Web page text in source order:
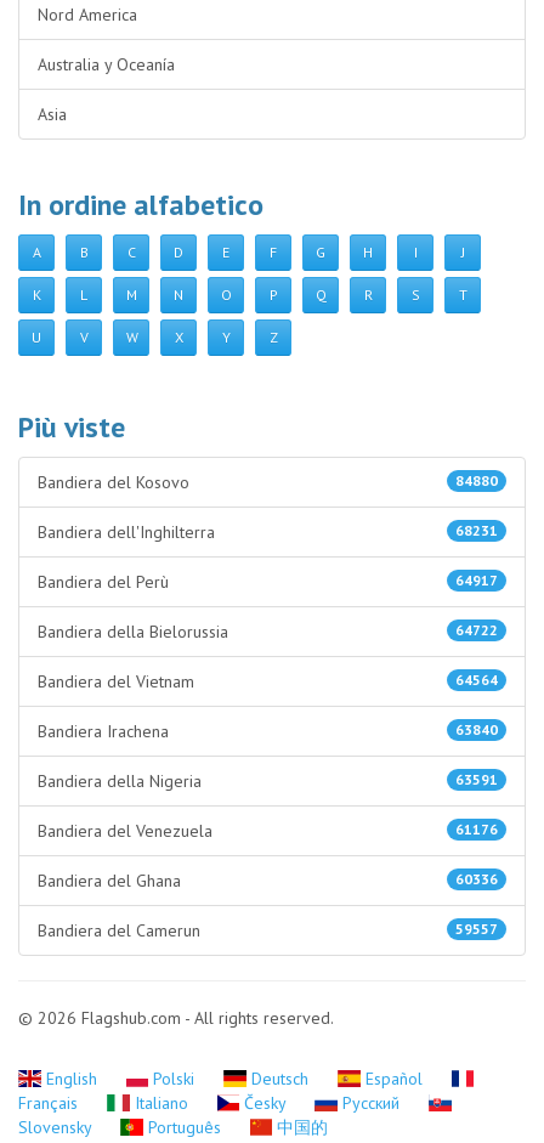
Nord America
Australia y Oceanía
Asia
In ordine alfabetico
A B C D E F G H I J
K L M N O P Q R S T
U V W X Y Z
Più viste
84880
Bandiera del Kosovo
68231
Bandiera dell'Inghilterra
64917
Bandiera del Perù
64722
Bandiera della Bielorussia
64564
Bandiera del Vietnam
63840
Bandiera Irachena
63591
Bandiera della Nigeria
61176
Bandiera del Venezuela
60336
Bandiera del Ghana
59557
Bandiera del Camerun
© 2026 Flagshub.com - All rights reserved.
English Polski Deutsch
Español
Français
Italiano Česky
Русский
Slovensky
Português 中国的